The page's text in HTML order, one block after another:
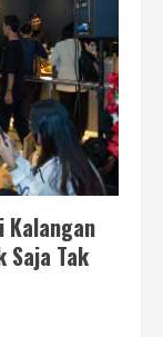
Kalangan
Saja Tak